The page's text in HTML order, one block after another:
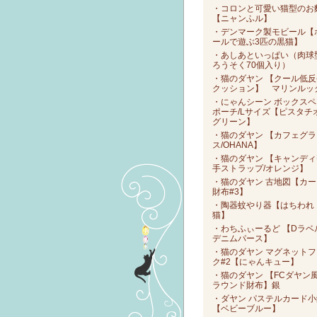
・コロンと可愛い猫型のお
【ニャンふル】
・デンマーク製モビール【
ールで遊ぶ3匹の黒猫】
・あしあといっぱい（肉球
ろうそく70個入り）
・猫のダヤン 【クール低
クッション】 マリンルッ
・にゃんシーン ボックス
ポーチ/Lサイズ【ピスタチ
グリーン】
・猫のダヤン 【カフェグラ
ス/OHANA】
・猫のダヤン 【キャンディ
手ストラップ/オレンジ】
・猫のダヤン 古地図【カ
財布#3】
・陶器蚊やり器【はちわれ
猫】
・わちふぃーるど 【Dラベ
デニムパース】
・猫のダヤン マグネットフ
ク#2【にゃんキュー】
・猫のダヤン 【FCダヤン
ラウンド財布】銀
・ダヤン パステルカード
【ベビーブルー】